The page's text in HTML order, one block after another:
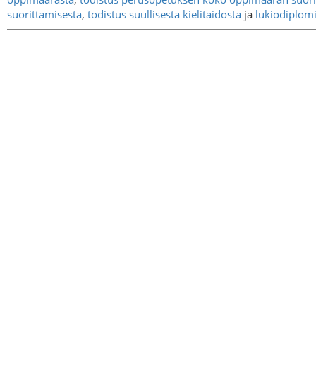
suorittamisesta, todistus suullisesta kielitaidosta ja